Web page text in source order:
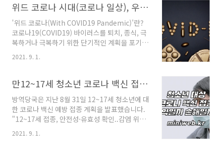
증상 약한 근육통 약한 두통 심한 근육통 심한
두..
다. 제가 블로그 검색해보니 정말 많은 코로나 백
신 접종 후기가 있더라구요. 그걸 다 찾아보는 것
도 일이더군요. 하지만 우리의 시간은 소중하니
까. 제가 다 읽어 보고 총정리 했습니다. 20대 남
자/여자 코로나 백신 접종후기 종합 총정리 20대
남성/여성 화이자, 모더나 백신 접종 후기
증상 약한 근육통 약한 두통 심한 근육통 심한
두..
위드 코로나 시대(코로나 일상), 우리의 실제 생활은 어떻게 바뀌게 될까?
'위드 코로나(With COVID19 Pandemic)'란?
코로나19(COVID19) 바이러스를 퇴치, 종식, 극
복하거나 극복하기 위한 단기적인 계획을 포기하
고, 중장기적으로 코로나 팬데믹이 유지될 것을
전제하면서 팬데믹 속에서 지속 가능한 생활 방
스트 코로나(Post-COVID19 Pandemic)' 즉,
를 꿈꿨었는데요. 이젠 '위드 코로나'가 이야기되
는 시점이 되어 버렸네요. ㅠㅠ 위드 코로나 시대
에 우리의 일상이 어떻게 달라질지 4가지로 정리
해 보았습니다. - 1 - 6개월 이내 코로나 백신 유
2021. 9. 1.
만12~17세 청소년 코로나 백신 접종, 이익일까 손해일까?
방역당국은 지난 8월 31일 12~17세 청소년에 대
한 코로나 백신 예방 접종 계획을 발표했습니다.
"12~17세 접종, 안전성·유효성 확인..감염 위험
이 더 커" 기사내용 요약 "12~17세 접종 허용, 각
국 사례-연구 결과 종합 고려" "화이자 백신 허가
2021. 9. 1.